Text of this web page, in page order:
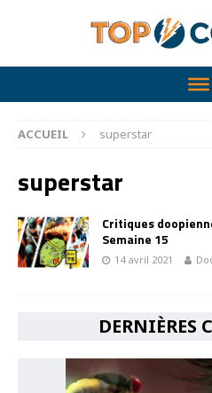
ACCUEIL superstar
superstar
Critiques
Semaine 15
14 avril 2021
DERNIÈRES